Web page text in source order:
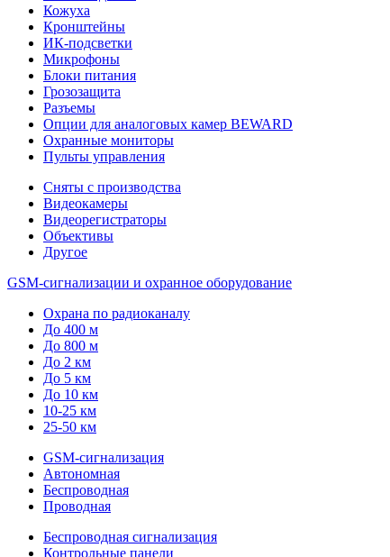
Кожуха
Кронштейны
ИК-подсветки
Микрофоны
Блоки питания
Грозозащита
Разъемы
Опции для аналоговых камер BEWARD
Охранные мониторы
Пульты управления
Сняты с производства
Видеокамеры
Видеорегистраторы
Объективы
Другое
GSM-сигнализации и охранное оборудование
Охрана по радиоканалу
До 400 м
До 800 м
До 2 км
До 5 км
До 10 км
10-25 км
25-50 км
GSM-сигнализация
Автономная
Беспроводная
Проводная
Беспроводная сигнализация
Контрольные панели